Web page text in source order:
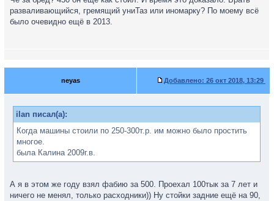
разваливающийся, гремящий униТаз или иномарку? По моему всё
было очевидно ещё в 2013.
neyas Добавлено: 26 окт 2018, 13:29
ilan писал(а):
Когда машины стоили по 250-300т.р. им можно было простить
многое.
была Калина 2009г.в.
А я в этом же году взял фабию за 500. Проехал 100тык за 7 лет и
ничего не менял, только расходники)) Ну стойки задние ещё на 90,